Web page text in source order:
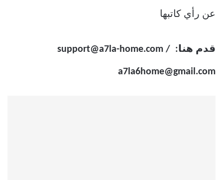
عن رأي كاتبها
قدم هنا: support@a7la-home.com /
a7la6home@gmail.com